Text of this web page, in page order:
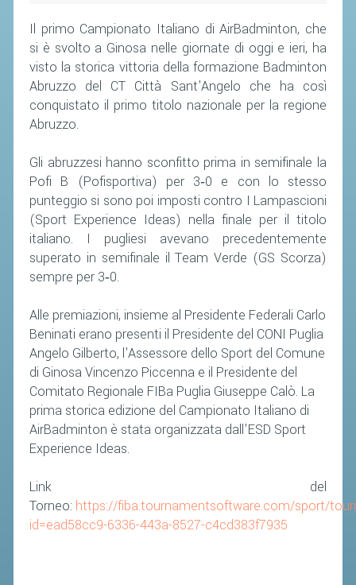
Il primo Campionato Italiano di AirBadminton, che
si è svolto a Ginosa nelle giornate di oggi e ieri, ha
visto la storica vittoria della formazione Badminton
Abruzzo del CT Città Sant'Angelo che ha così
conquistato il primo titolo nazionale per la regione
Abruzzo.
Gli abruzzesi hanno sconfitto prima in semifinale la
Pofi B (Pofisportiva) per 3‐0 e con lo stesso
punteggio si sono poi imposti contro I Lampascioni
(Sport Experience Ideas) nella finale per il titolo
italiano. I pugliesi avevano precedentemente
superato in semifinale il Team Verde (GS Scorza)
sempre per 3‐0.
Alle premiazioni, insieme al Presidente Federali Carlo
Beninati erano presenti il Presidente del CONI Puglia
Angelo Gilberto, l'Assessore dello Sport del Comune
di Ginosa Vincenzo Piccenna e il Presidente del
Comitato Regionale FIBa Puglia Giuseppe Calò. La
prima storica edizione del Campionato Italiano di
AirBadminton è stata organizzata dall'ESD Sport
Experience Ideas.
Link del
Torneo: https://fiba.tournamentsoftware.com/sport/
id=ead58cc9-6336-443a-8527-c4cd383f7935